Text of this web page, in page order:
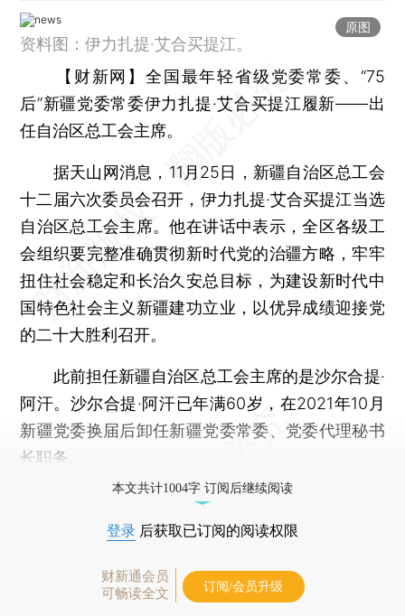
原图
资料图：伊力扎提·艾合买提江。
【财新网】全国最年轻省级党委常委、“75
后”新疆党委常委伊力扎提·艾合买提江履新——出
任自治区总工会主席。
据天山网消息，11月25日，新疆自治区总工会
十二届六次委员会召开，伊力扎提·艾合买提江当选
自治区总工会主席。他在讲话中表示，全区各级工
会组织要完整准确贯彻新时代党的治疆方略，牢牢
扭住社会稳定和长治久安总目标，为建设新时代中
国特色社会主义新疆建功立业，以优异成绩迎接党
的二十大胜利召开。
此前担任新疆自治区总工会主席的是沙尔合提·
阿汗。沙尔合提·阿汗已年满60岁，在2021年10月
新疆党委换届后卸任新疆党委常委、党委代理秘书
长职务。
本文共计1004字 订阅后继续阅读
登录 后获取已订阅的阅读权限
财新通会员
可畅读全文
订阅/会员升级